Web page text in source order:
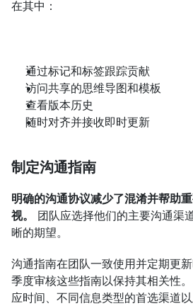
在其中：
通过标记和标签跟踪贡献
访问共享的思维导图和模板
查看版本历史
随时对齐并接收即时更新
制定沟通指南
明确的沟通协议减少了混淆并帮助
视。
团队应选择他们的主要沟通渠
晰的期望。
沟通指南在团队一致使用并定期更
季度审核这些指南以保持其相关性
应时间、不同信息类型的首选渠道以